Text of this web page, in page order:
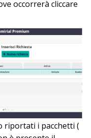
occorrerà cliccare
riportati i pacchetti (